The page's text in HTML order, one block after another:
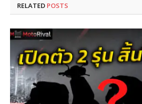
RELATED POSTS